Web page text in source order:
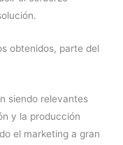
obtenidos, parte del
siendo relevantes
y la producción
el marketing a gran